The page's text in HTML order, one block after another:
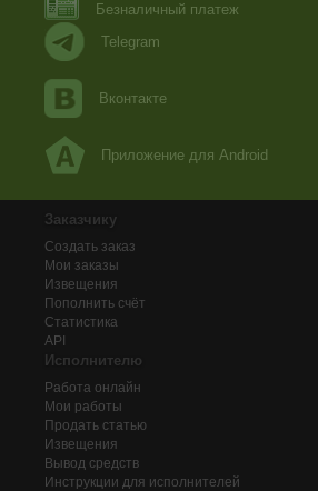
Безналичный платеж
Telegram
Вконтакте
Приложение для Android
Заказчику
Создать заказ
Мои заказы
Извещения
Пополнить счёт
Статистика
API
Исполнителю
Работа онлайн
Мои работы
Продать статью
Извещения
Вывод средств
Инструкции для исполнителей